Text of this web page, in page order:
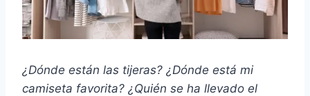
¿Dónde están las tijeras? ¿Dónde está mi
camiseta favorita? ¿Quién se ha llevado el